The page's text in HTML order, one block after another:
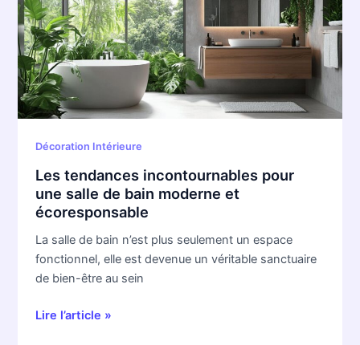
Décoration Intérieure
Les tendances incontournables pour
une salle de bain moderne et
écoresponsable
La salle de bain n’est plus seulement un espace
fonctionnel, elle est devenue un véritable sanctuaire
de bien-être au sein
pour
une
salle
de
bain
moderne
et
écoresponsable
Lire l’article »